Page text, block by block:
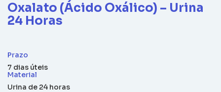
Oxalato (Ácido Oxálico) – Urina
24 Horas
Prazo
7 dias úteis
Material
Urina de 24 horas